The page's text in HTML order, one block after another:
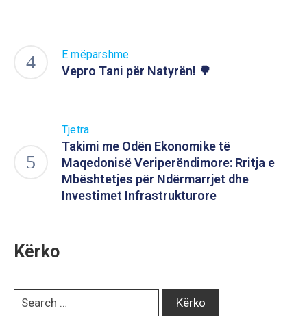
E mëparshme
Vepro Tani për Natyrën! 🌳
Tjetra
Takimi me Odën Ekonomike të
Maqedonisë Veriperëndimore: Rritja e
Mbështetjes për Ndërmarrjet dhe
Investimet Infrastrukturore
Kërko